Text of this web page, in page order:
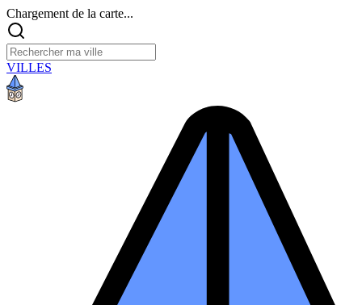
Chargement de la carte...
VILLES